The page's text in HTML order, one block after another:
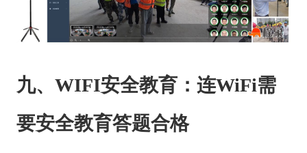
九、WIFI安全教育：连WiFi需
要安全教育答题合格